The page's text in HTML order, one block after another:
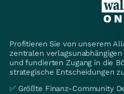
Profitieren Sie von unserem
zentralen
und fundierten Zugang in die
strategische Entscheidungen
✅ Größte Finanz-Community